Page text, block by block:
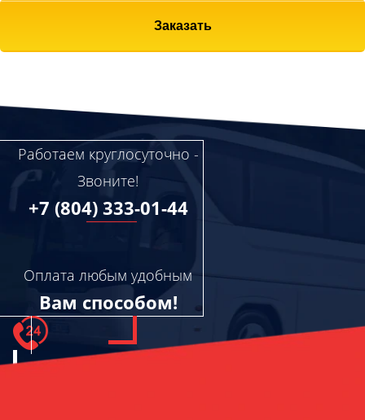
Заказать
Работаем круглосуточно -
Звоните!
+7 (804) 333-01-44
Оплата любым удобным
Вам способом!